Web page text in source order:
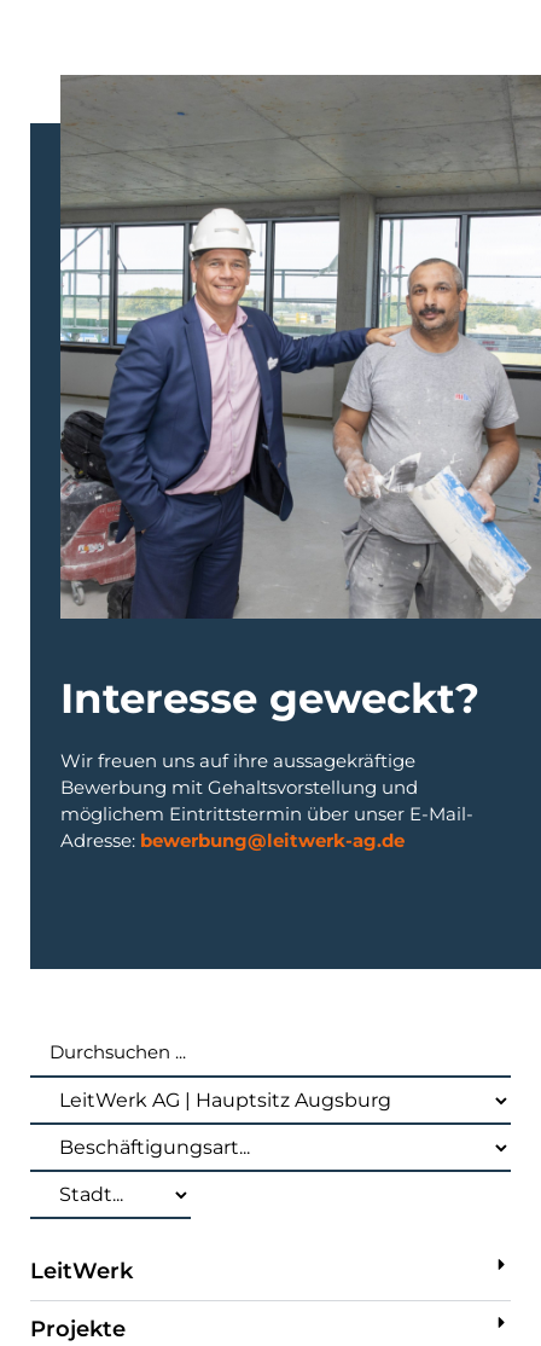
Interesse geweckt?
Wir freuen uns auf ihre aussagekräftige
Bewerbung mit Gehaltsvorstellung und
möglichem Eintrittstermin über unser E-Mail-
Adresse: bewerbung@leitwerk-ag.de
LeitWerk
Projekte